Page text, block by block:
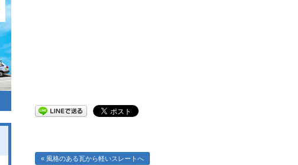
« 風格のある瓦から軽いスレートへ